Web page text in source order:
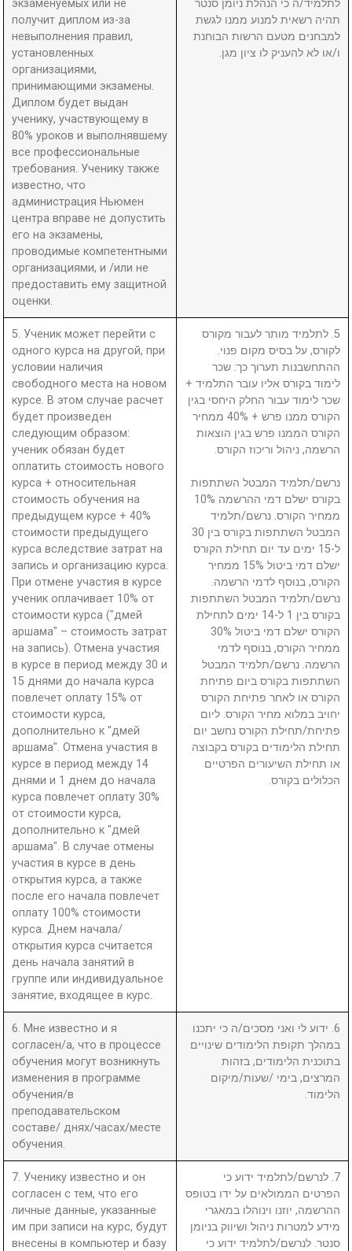
экзаменуемых или не
получит диплом из-за
невыполнения правил,
установленных
организациями,
принимающими экзамены.
Диплом будет выдан
ученику, участвующему в
80% уроков и выполнявшему
все профессиональные
требования. Ученику также
известно, что
администрация Ньюмен
центра вправе не допустить
его на экзамены,
проводимые компетентными
организациями, и /или не
предоставить ему защитной
оценки.
לתלמיד/ה כי הנהלת ניומן סנטר
תהיה רשאית למנוע ממנו לגשת
למבחנים מטעם הרשות הבוחנת
ו/או לא להעניק לו ציון מגן.
5. Ученик может перейти с
одного курса на другой, при
условии наличия
свободного места на новом
курсе. В этом случае расчет
будет произведен
следующим образом:
ученик обязан будет
оплатить стоимость нового
курса + относительная
стоимость обучения на
предыдущем курсе + 40%
стоимости предыдущего
курса вследствие затрат на
запись и организацию курса.
При отмене участия в курсе
ученик оплачивает 10% от
стоимости курса ("дмей
аршама" – стоимость затрат
на запись). Отмена участия
в курсе в период между 30 и
15 днями до начала курса
повлечет оплату 15% от
стоимости курса,
дополнительно к "дмей
аршама". Отмена участия в
курсе в период между 14
днями и 1 днем до начала
курса повлечет оплату 30%
от стоимости курса,
дополнительно к "дмей
аршама". В случае отмены
участия в курсе в день
открытия курса, а также
после его начала повлечет
оплату 100% стоимости
курса. Днем начала/
открытия курса считается
день начала занятий в
группе или индивидуальное
занятие, входящее в курс.
5. לתלמיד מותר לעבור מקורס
לקורס, על בסיס מקום פנוי.
ההתחשבנות תערוך כך: שכר
לימוד בקורס אליו עובר התלמיד +
שכר לימוד עבור החלק היחסי בגין
הקורס ממנו פרש + 40% ממחיר
הקורס הממנו פרש בגין הוצאות
הרשמה, ניהול וריכוז הקורס.
נרשם/תלמיד המבטל השתתפות
בקורס ישלם דמי ההרשמה 10%
ממחיר הקורס. נרשם/תלמיד
המבטל השתתפות בקורס בין 30
ל-15 ימים עד יום תחילת הקורס
ישלם דמי ביטול 15% ממחיר
הקורס, בנוסף לדמי הרשמה.
נרשם/תלמיד המבטל השתתפות
בקורס בין 1 ל-14 ימים לתחילת
הקורס ישלם דמי ביטול 30%
ממחיר הקורס, בנוסף לדמי
הרשמה. נרשם/תלמיד המבטל
השתתפות בקורס ביום פתיחת
הקורס או לאחר פתיחת הקורס
יחויב במלוא מחיר הקורס. ליום
פתיחת/תחילת הקורס נחשב יום
תחילת הלימודים בקורס בקבוצה
או תחילת השיעורים הפרטיים
הכלולים בקורס.
6. Мне известно и я
согласен/а, что в процессе
обучения могут возникнуть
изменения в программе
обучения/в
преподавательском
составе/ днях/часах/месте
обучения.
6. ידוע לי ואני מסכים/ה כי יתכנו
במהלך תקופת הלימודים שינויים
בתוכנית הלימודים, בזהות
המרצים, בימי /שעות/מיקום
הלימוד.
7. Ученику известно и он
согласен с тем, что его
личные данные, указанные
им при записи на курс, будут
внесены в компьютер и базу
7. לנרשם/לתלמיד ידוע כי
הפרטים הממולאים על ידו בטופס
ההרשמה, יוזנו וינוהלו במאגרי
מידע למטרות ניהול ושיווק בניומן
סנטר. לנרשם/לתלמיד ידוע כי